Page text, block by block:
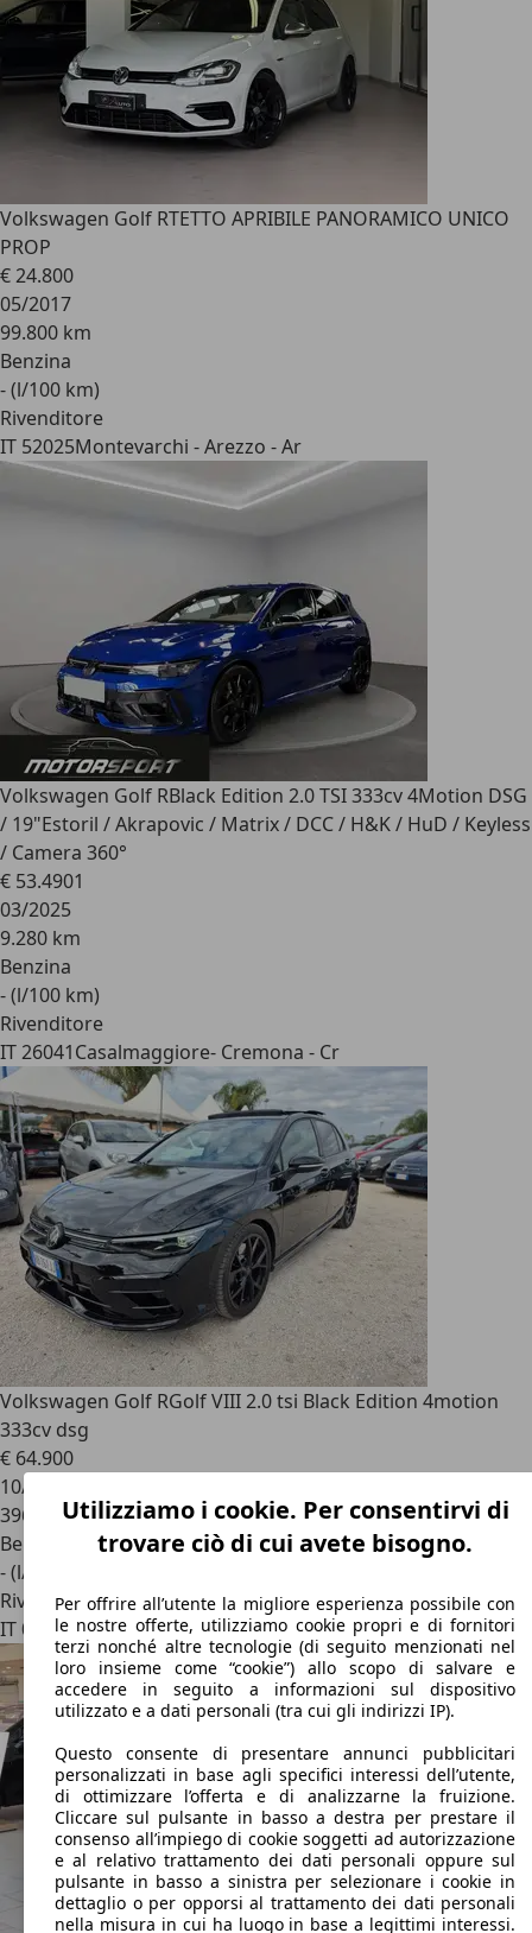
Volkswagen Golf RTETTO APRIBILE PANORAMICO UNICO
PROP
€ 24.800
05/2017
99.800 km
Benzina
- (l/100 km)
Rivenditore
IT 52025Montevarchi - Arezzo - Ar
Volkswagen Golf RBlack Edition 2.0 TSI 333cv 4Motion DSG
/ 19"Estoril / Akrapovic / Matrix / DCC / H&K / HuD / Keyless
/ Camera 360°
€ 53.4901
03/2025
9.280 km
Benzina
- (l/100 km)
Rivenditore
IT 26041Casalmaggiore- Cremona - Cr
Volkswagen Golf RGolf VIII 2.0 tsi Black Edition 4motion
333cv dsg
€ 64.900
10/2025
396 km
Benzina
- (l/100 km)
Rivenditore
IT 00055 Ladispoli - Roma - Rm
Utilizziamo i cookie. Per consentirvi di
trovare ciò di cui avete bisogno.
Per offrire all’utente la migliore esperienza possibile con
le nostre offerte, utilizziamo cookie propri e di fornitori
terzi nonché altre tecnologie (di seguito menzionati nel
loro insieme come “cookie”) allo scopo di salvare e
accedere in seguito a informazioni sul dispositivo
utilizzato e a dati personali (tra cui gli indirizzi IP).
Questo consente di presentare annunci pubblicitari
personalizzati in base agli specifici interessi dell’utente,
di ottimizzare l’offerta e di analizzarne la fruizione.
Cliccare sul pulsante in basso a destra per prestare il
consenso all’impiego di cookie soggetti ad autorizzazione
e al relativo trattamento dei dati personali oppure sul
pulsante in basso a sinistra per selezionare i cookie in
dettaglio o per opporsi al trattamento dei dati personali
nella misura in cui ha luogo in base a legittimi interessi.